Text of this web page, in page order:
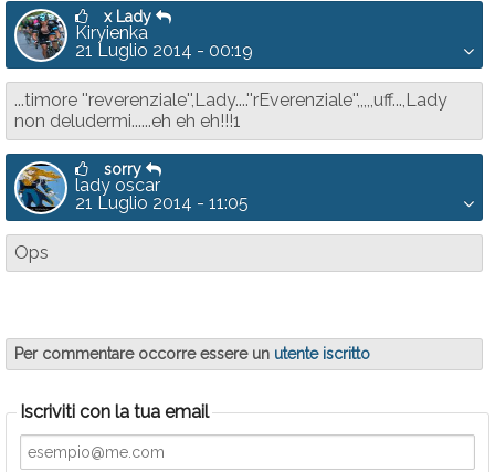
x Lady
Kiryienka
21 Luglio 2014 - 00:19
...timore ''reverenziale'',Lady....''rEverenziale'',,,,,uff...,Lady
non deludermi......eh eh eh!!!1
sorry
lady oscar
21 Luglio 2014 - 11:05
Ops
Per commentare occorre essere un utente iscritto
Iscriviti con la tua email